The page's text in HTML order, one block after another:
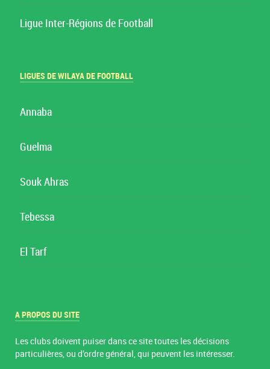
Ligue Inter-Régions de Football
LIGUES DE WILAYA DE FOOTBALL
Annaba
Guelma
Souk Ahras
Tebessa
El Tarf
A PROPOS DU SITE
Les clubs doivent puiser dans ce site toutes les décisions
particulières, ou d’ordre général, qui peuvent les intéresser.